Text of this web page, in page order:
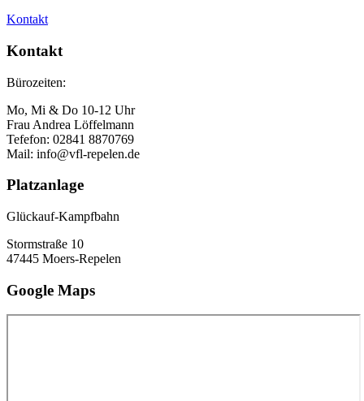
Kontakt
Kontakt
Bürozeiten:
Mo, Mi & Do 10-12 Uhr
Frau Andrea Löffelmann
Tefefon: 02841 8870769
Mail: info@vfl-repelen.de
Platzanlage
Glückauf-Kampfbahn
Stormstraße 10
47445 Moers-Repelen
Google Maps